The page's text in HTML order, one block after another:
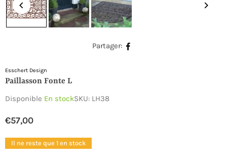
Partager:
Esschert Design
Paillasson Fonte L
Disponible En stockSKU: LH38
Prix
régulier
€57,00
Il ne reste que 1 en stock